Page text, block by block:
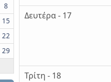
8
15
22
29
Δευτέρα - 17
Τρίτη - 18